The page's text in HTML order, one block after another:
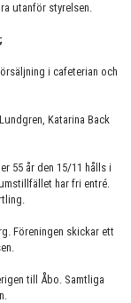
utanför styrelsen.
i cafeterian och
Katarina Back
55 år den 15/11 hålls i
har fri entré.
Föreningen skickar ett
till Åbo. Samtliga